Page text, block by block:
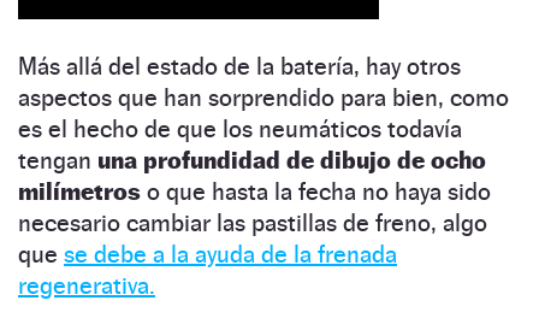
Más allá del estado de la batería, hay otros
aspectos que han sorprendido para bien, como
es el hecho de que los neumáticos todavía
tengan una profundidad de dibujo de ocho
milímetros o que hasta la fecha no haya sido
necesario cambiar las pastillas de freno, algo
que se debe a la ayuda de la frenada
regenerativa.